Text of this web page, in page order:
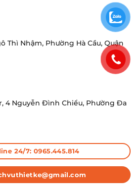
Thì Nhậm, Phường Hà Cầu, Quận
4 Nguyễn Đình Chiểu, Phường Đa
24/7: 0965.445.814